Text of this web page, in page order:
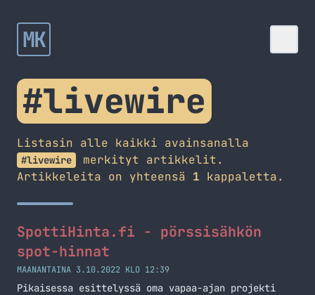
MK
#livewire
Listasin alle kaikki avainsanalla
#livewire
merkityt artikkelit.
Artikkeleita on yhteensä 1 kappaletta.
SpottiHinta.fi - pörssisähkön
spot-hinnat
MAANANTAINA 3.10.2022 KLO 12:39
Pikaisessa esittelyssä oma vapaa-ajan projekti